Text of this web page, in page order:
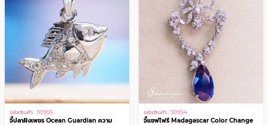
จี้ ,เข็มกลัด
NEW